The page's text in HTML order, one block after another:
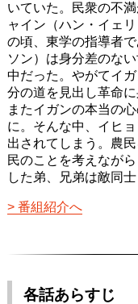
いていた。民衆の不
ャイン（ハン・イェ
の頃、東学の指導者
ソン）は身分差のな
中だった。やがてイ
分の道を見出し革命
またイガンの本当の
に。そんな中、イヒ
出されてしまう。農
民のことを考えなが
した弟、兄弟は敵同
番組紹介へ
各話あらすじ